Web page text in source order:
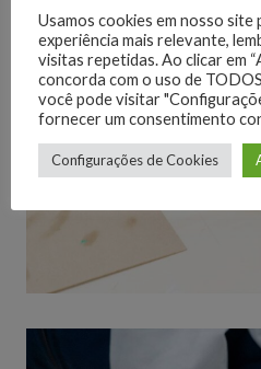
Usamos cookies em nosso
experiência mais relevante,
visitas repetidas. Ao clicar em
concorda com o uso de
você pode visitar
fornecer um consentimento
Configurações de Cookies